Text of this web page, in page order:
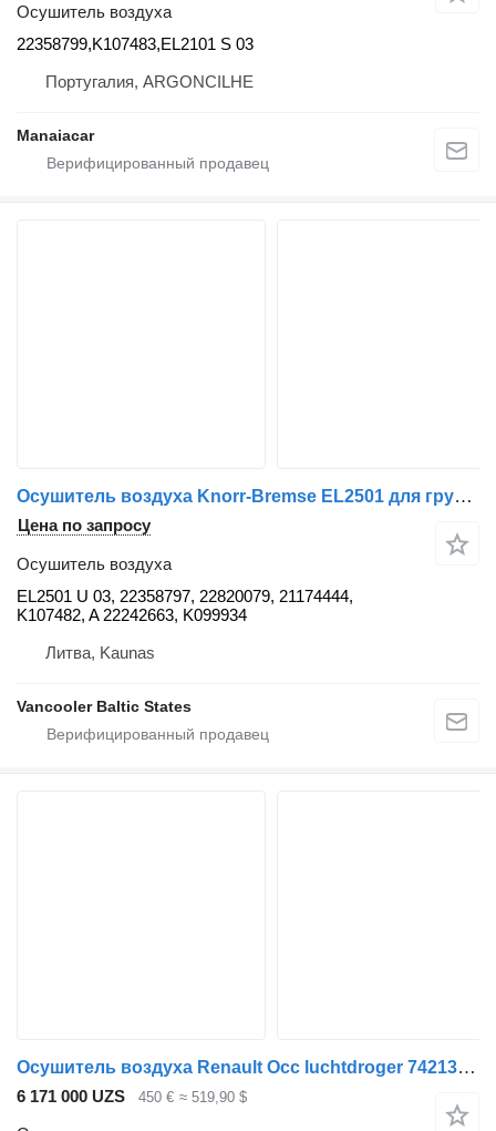
Осушитель воздуха
22358799,K107483,EL2101 S 03
Португалия, ARGONCILHE
Manaiacar
Осушитель воздуха Knorr-Bremse EL2501 для грузовика Renault
Цена по запросу
Осушитель воздуха
EL2501 U 03, 22358797, 22820079, 21174444,
K107482, A 22242663, K099934
Литва, Kaunas
Vancooler Baltic States
Осушитель воздуха Renault Occ luchtdroger 7421352785 для грузовика
6 171 000 UZS 450 € ≈ 519,90 $